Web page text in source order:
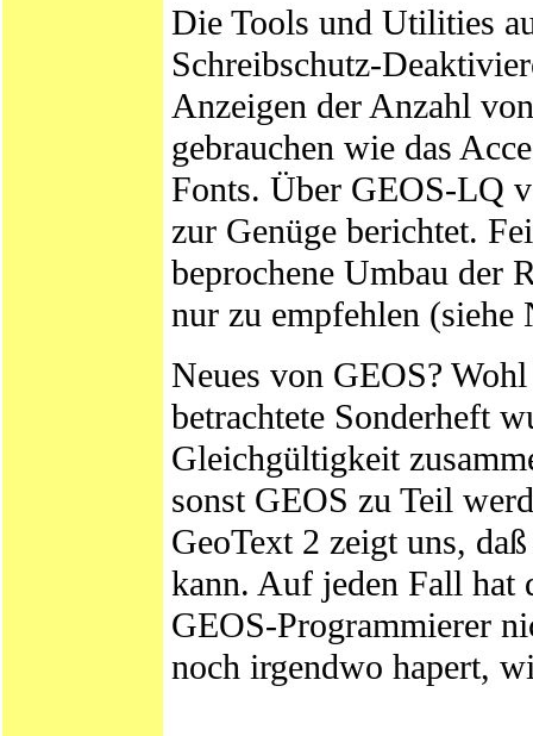
Die Tools und Utilities
Schreibschutz-
Anzeigen der Anzahl
gebrauchen wie das
Fonts. Über GEOS-LQ
zur Genüge berichtet.
beprochene Umbau der
nur zu empfehlen
Neues von GEOS?
betrachtete Sonderheft
Gleichgültigkeit
sonst GEOS zu Teil
GeoText 2 zeigt uns,
kann. Auf jeden Fall hat
GEOS-Programmierer
noch irgendwo hapert,